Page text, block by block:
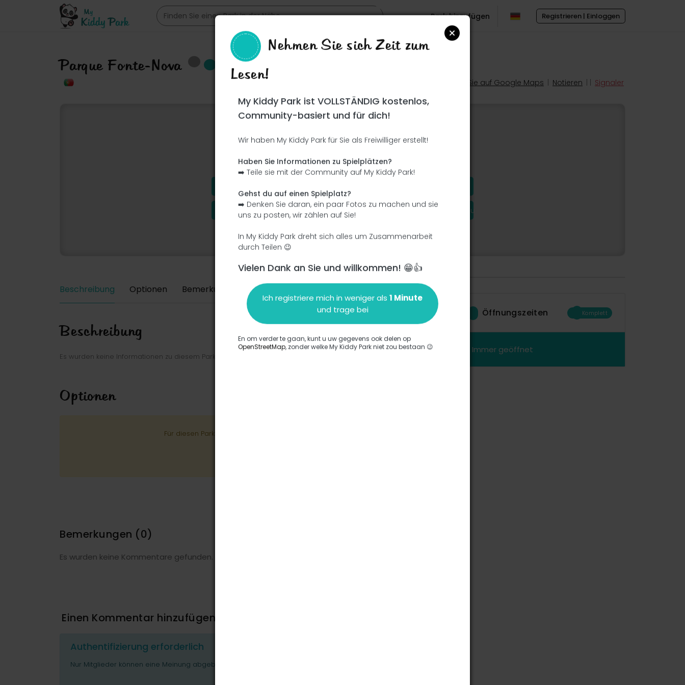
Registrieren | Einloggen
Park hinzufügen
Parque Fonte-Nova
Suchen Sie auf Google Maps Notieren Signaler
Ce parc n'a pas encore été visité ! À toi de jouer !
Soit l'aventurier qui découvre ce parc en premier !
Ich füge eine Beschreibung hinzu Ich füge die Ausrüstung hinzu
Beschreibung Optionen Bemerkungen Einen Kommentar hinzufügen
Beschreibung
Es wurden keine Informationen zu diesem Park eingegeben.
Optionen
Für diesen Park wurde keine Option eingegeben.
Bemerkungen (0)
Es wurden keine Kommentare gefunden.
Einen Kommentar hinzufügen
Authentifizierung erforderlich
Nur Mitglieder können eine Meinung abgeben oder Fragen stellen.
Öffnungszeiten Komplett
Immer geöffnet
Nehmen Sie sich Zeit zum
Lesen!
My Kiddy Park ist VOLLSTÄNDIG kostenlos,
Community-basiert und für dich!
Wir haben My Kiddy Park für Sie als Freiwilliger erstellt!
Haben Sie Informationen zu Spielplätzen?
➡️ Teile sie mit der Community auf My Kiddy Park!
Gehst du auf einen Spielplatz?
➡️ Denken Sie daran, ein paar Fotos zu machen und sie
uns zu posten, wir zählen auf Sie!
In My Kiddy Park dreht sich alles um Zusammenarbeit
durch Teilen 😉
Vielen Dank an Sie und willkommen! 😁👍
Ich registriere mich in weniger als 1 Minute
und trage bei
En om verder te gaan, kunt u uw gegevens ook delen op
OpenStreetMap, zonder welke My Kiddy Park niet zou bestaan 😉